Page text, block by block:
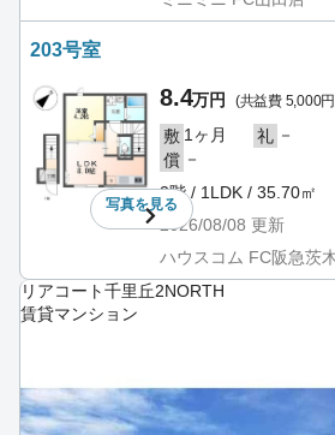
203号室
写真を見る
8.4万円 (共益費 5,000
敷 1ヶ月 礼 －
償 －
2階 / 1LDK / 35.70㎡
2026/08/08 更新
ハウスコム FC阪急茨
リアコート千里丘2NORTH
賃貸マンション